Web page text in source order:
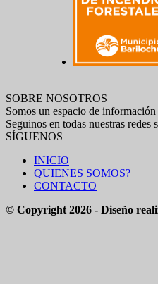
SOBRE NOSOTROS
Somos un espacio de
Seguinos en todas nuestras
SÍGUENOS
INICIO
QUIENES SOMOS?
CONTACTO
© Copyright 2026 - Diseño